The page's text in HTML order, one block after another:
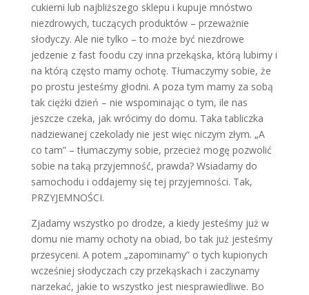
cukierni lub najbliższego sklepu i kupuje mnóstwo
niezdrowych, tuczących produktów – przeważnie
słodyczy. Ale nie tylko – to może być niezdrowe
jedzenie z fast foodu czy inna przekąska, którą lubimy i
na którą często mamy ochotę. Tłumaczymy sobie, że
po prostu jesteśmy głodni. A poza tym mamy za sobą
tak ciężki dzień – nie wspominając o tym, ile nas
jeszcze czeka, jak wrócimy do domu. Taka tabliczka
nadziewanej czekolady nie jest więc niczym złym. „A
co tam” – tłumaczymy sobie, przecież mogę pozwolić
sobie na taką przyjemność, prawda? Wsiadamy do
samochodu i oddajemy się tej przyjemności. Tak,
PRZYJEMNOŚCI.
Zjadamy wszystko po drodze, a kiedy jesteśmy już w
domu nie mamy ochoty na obiad, bo tak już jesteśmy
przesyceni. A potem „zapominamy” o tych kupionych
wcześniej słodyczach czy przekąskach i zaczynamy
narzekać, jakie to wszystko jest niesprawiedliwe. Bo